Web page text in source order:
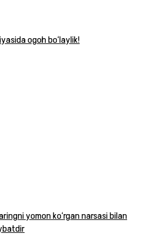
ogoh bo‘laylik!
yomon ko‘rgan narsasi bilan